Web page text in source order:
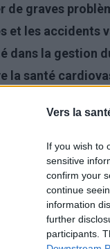
Vers la
If you wish to
sensitive
confirm your
continue
information
further
participants.
de graves
et les accidents
dans la gestion
la santé
sain pour les
à consommer
la santé.